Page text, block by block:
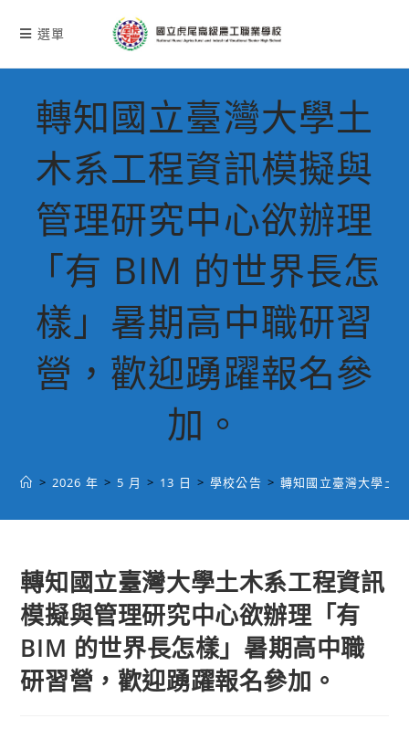
選單
轉知國立臺灣大學土
木系工程資訊模擬與
管理研究中心欲辦理
「有 BIM 的世界長怎
樣」暑期高中職研習
營，歡迎踴躍報名參
加。
> 2026 年 > 5 月 > 13 日 > 學校公告 > 轉知國立臺灣大學土
轉知國立臺灣大學土木系工程資訊
模擬與管理研究中心欲辦理「有
BIM 的世界長怎樣」暑期高中職
研習營，歡迎踴躍報名參加。